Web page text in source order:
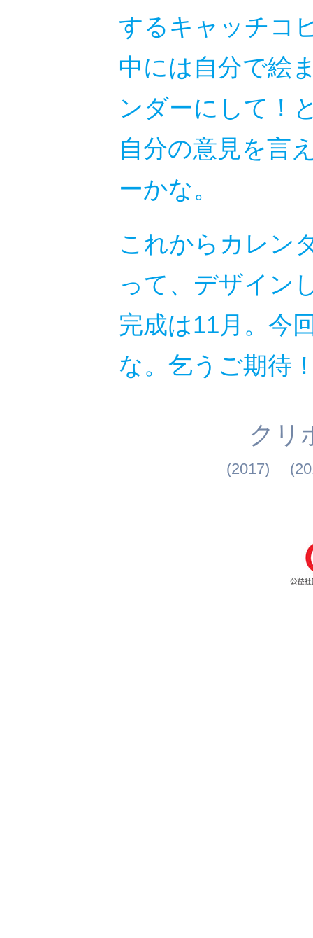
するキャッチコ
中には自分で絵
ンダーにして！
自分の意見を言
ーかな。
これからカレン
って、デザイン
完成は11月。今
な。乞うご期待
クリ
(2017)